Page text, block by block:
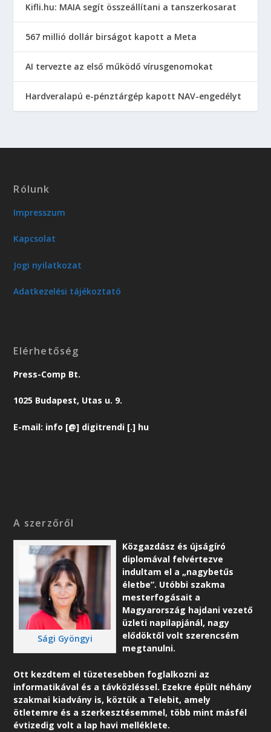
Kifli.hu: MAIA segít összeállítani a tanszerkosarat
567 millió dollár birságot kapott a Meta
AI tervezte az első működő vírusgenomokat
Hardveralapú e-pénztárgép kapott NAV-engedélyt
Rólunk
Impresszum
Kapcsolat
Jogi nyilatkozat
Adatkezelési tájékoztató
Elérhetőség
Press-Comp Bt.
1025 Budapest, Utas u. 9.
E-mail: info [@] digitrendi [.] hu
A szerzőről
Sági Gyöngyi
Közgazdász és újságíró
diplomával felvértezve
indultam el a „nagybetűs
életbe”. Utóbbi szakma
mesterfogásait a
Magyarország hajdani vezető
üzleti napilapjánál, nagy
elődöktől volt szerencsém
megtanulni.
Ott kezdtem el tüzetesebben foglalkozni az
informatikával és a távközléssel. Ezekre épült néhány
szakmai kiadvány is, köztük a Telebit, amely
ötletemre és a szerkesztésemmel, több mint másfél
évtizedig volt a lap havi melléklete.